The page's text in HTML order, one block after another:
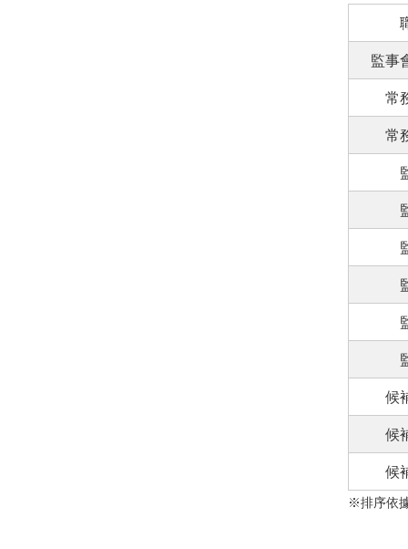
監事
常
常
候
候
候
※排序依